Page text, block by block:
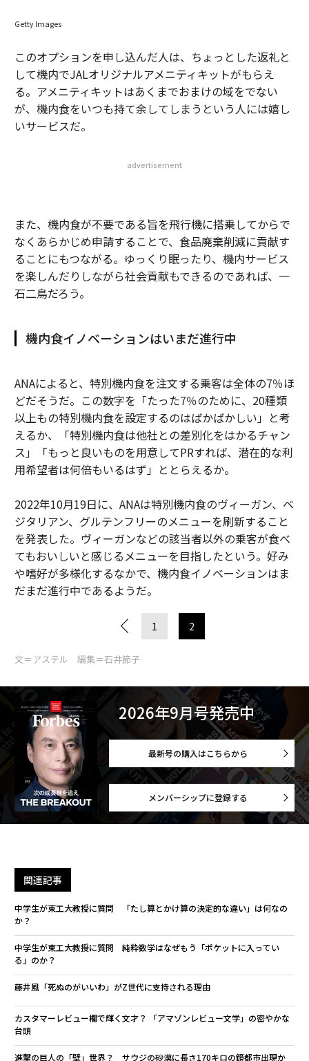
Getty Images
このオプションを申し込んだ人は、ちょっとした返礼と
して機内でJALオリジナルアメニティキットがもらえ
る。アメニティキットはあくまでおまけの域をでない
が、機内食をいつも持て余してしまうという人には嬉し
いサービスだ。
advertisement
また、機内食が不要である旨を飛行機に搭乗してからで
なくあらかじめ申請することで、食品廃棄削減に貢献す
ることにもつながる。ゆっくり眠ったり、機内サービス
を楽しんだりしながら社会貢献もできるのであれば、一
石二鳥だろう。
機内食イノベーションはいまだ進行中
ANAによると、特別機内食を注文する乗客は全体の7％ほ
どだそうだ。この数字を「たった7％のために、20種類
以上もの特別機内食を設定するのはばかばかしい」と考
えるか、「特別機内食は他社との差別化をはかるチャン
ス」「もっと良いものを用意してPRすれば、潜在的な利
用希望者は何倍もいるはず」ととらえるか。
2022年10月19日に、ANAは特別機内食のヴィーガン、ベ
ジタリアン、グルテンフリーのメニューを刷新すること
を発表した。ヴィーガンなどの該当者以外の乗客が食べ
てもおいしいと感じるメニューを目指したという。好み
や嗜好が多様化するなかで、機内食イノベーションはま
だまだ進行中であるようだ。
1 2
文＝アステル 編集＝石井節子
2026年9月号発売中
最新号の購入はこちらから
メンバーシップに登録する
関連記事
中学生が東工大教授に質問 「たし算とかけ算の決定的な違い」は何なの
か？
中学生が東工大教授に質問 純粋数学はなぜもう「ポケットに入ってい
る」のか？
藤井風「死ぬのがいいわ」がZ世代に支持される理由
カスタマーレビュー欄で輝く文才？ 「アマゾンレビュー文学」の密やかな
台頭
進撃の巨人の「壁」世界？ サウジの砂漠に長さ170キロの鏡都市出現か